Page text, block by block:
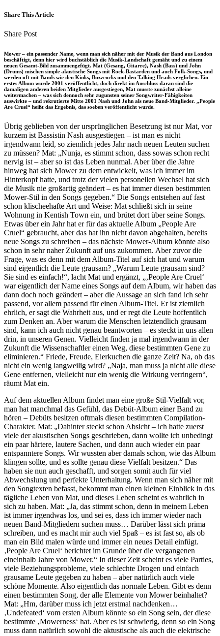
Facebook
to
via
Share This Article
Share PostShare
Facebook
Copy
clipboard
Send
eMail
Mower – ein passender Name, wenn man sich näher mit der Musik der Band aus London
beschäftigt, denn hier wird buchstäblich die Musik-Landschaft gemäht und zu einem
neuen Gesamt-Bild zusammengefügt. Mat (Gesang, Gitarre), Nash (Bass) und John
(Drums) mischen simple akustische Songs mit Rock-Bastarden und auch Folk-Songs, und
werden oft mit Bands wie den Kinks, Buzzcocks und den Talking Heads verglichen. Ein
erstes Album wurde 2001 veröffentlicht, doch direkt im Anschluss daran sind die
damaligen anderen beiden Mitglieder ausgestiegen, Mat musste zunächst alleine
weitermachen – was sich dennoch sehr zugunsten seiner Songwriter-Fähigkeiten
auswirkte – und rekrutierte Mitte 2001 Nash und John als neue Band-Mitglieder. „People
Are Cruel“ heißt das Ergebnis, das soeben veröffentlicht wurde.
Übrig geblieben von der ursprünglichen Besetzung ist nur Mat, vor
kurzem ist Bassistin Nash ausgestiegen – ist man es nicht
irgendwann leid, so ziemlich jedes Jahr nach neuen Leuten suchen
zu müssen? Mat: „Nunja, es stimmt schon, dass sowas schon recht
nervig ist – aber so ist das Leben nunmal. Aber über die Jahre
hinweg hat sich Mower zu dem entwickelt, was ich immer im
Hinterkopf hatte, und trotz der vielen personellen Wechsel hat sich
die Musik nie großartig geändert – es hat immer diesen bestimmten
Mower-Stil in den Songs gegeben.“ Die Songs entstehen auf fast
schon klischeehafte Art und Weise: Mat schließt sich in seine
Wohnung in Kentish Town ein, und brütet dort über seine Songs.
Etwas über ein Jahr hat er für das aktuelle Album „People Are
Cruel“ gebraucht, aber das hat ihn nicht davon abgehalten, bereits
neue Songs zu schreiben – das nächste Mower-Album könnte also
schon in sehr naher Zukunft auf uns zukommen. Aber zuvor die
Frage, was es denn mit dem Album-Titel auf sich hat und warum
sind eigentlich die Leute grausam? „Warum Leute grausam sind?
Sie sind es einfach!“, lacht Mat und ergänzt, „‚People Are Cruel‘
war eigentlich der Name eines Songs auf dem Album, wir haben das
dann doch noch geändert – aber die Aussage an sich fand ich sehr
passend, vor allem passend für einen Album-Titel. Er ist ziemlich
ehrlich, er sagt die Wahrheit aus, und er regt die Leute hoffentlich
zum Denken an. Aber warum die Menschen letztendlich grausam
sind, kann ich auch nicht genau beantworten – es steckt in uns allen
drin, in unseren Genen. Vielleicht finden ja mal irgendwann in der
Zukunft die Wissenschaftler einen Weg, diese bestimmten Gene zu
eliminieren.“ Friede, Freude, Eierkuchen die ganze Zeit? Na, ob das
nicht ein wenig langweilig wird? „Naja, man muss ja nicht alle diese
Gene entfernen, vielleicht nur ein wenig die Wirkung verringern“,
räumt Mat ein.
Auf dem aktuellen Album findet man eine große Stil-Vielfalt vor,
man hat manchmal das Gefühl, das Debüt-Album einer Band zu
hören – Debüts besitzen oftmals diesen bestimmten Compilation-
Charakter. Mat: „Dahinter steckt schon Absicht – ich hatte zuerst
viele der akustischen Songs geschrieben, dann wollte ich unbedingt
ein paar härtere, lautere Sachen, und dann auch wieder ein paar
entspanntere Songs. Wir wussten aber damals schon, wie das Album
klingen sollte, und es sollte genau diese Vielfalt besitzen.“ Das
haben sie nun auch geschafft, und sorgen somit auch für viel
Abwechslung und perfekte Unterhaltung. Wenn man sich näher mit
den Songtexten befasst, bekommt man einen kleinen Einblick in das
tägliche Leben von Mat, und dieses Leben scheint es wahrlich in
sich zu haben. Mat: „Ja, das stimmt schon, denn in meinem Leben
ist immer irgendwas los, und sei es, dass ich immer wieder nach
neuen Band-Mitgliedern suchen muss… Darüber lässt sich prima
schreiben, und es macht mir auch viel Spaß – es ist fast so, als ob
man ein Bild malen würde und immer ein neues Detail einfügt.
‚People Are Cruel‘ berichtet im Grunde über die vergangenen
eineinhalb Jahre von Mower.“ In dieser Zeit scheint es viele Parties,
viele Beziehungsprobleme, viele schlechte Drogen und einfach
grausame Leute gegeben zu haben – aber natürlich auch viele
schöne Momente. Also eigentlich das normale Leben. Gibt es denn
einen bestimmten Song, der alle Elemente von Mower beinhaltet?
Mat: „Hm, darüber muss ich jetzt erstmal nachdenken…
‚Undefeated‘ vom ersten Album könnte so ein Song sein, der diese
bestimmte ‚Mowerness‘ hat. Aber es ist schwierig, denn so ein Song
muss dann natürlich sowohl die aktustische als auch die elektrische